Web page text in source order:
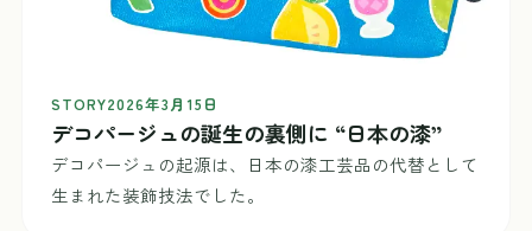
STORY2026年3月15日
デコパージュの誕生の裏側に “日本の漆”
デコパージュの起源は、日本の漆工芸品の代替として
生まれた装飾技法でした。